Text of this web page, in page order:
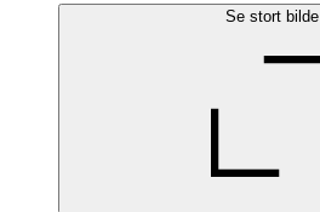
Se stort bilde